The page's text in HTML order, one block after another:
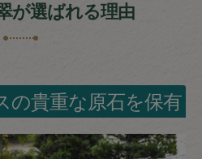
が選ばれる理由
の貴重な原石を保有